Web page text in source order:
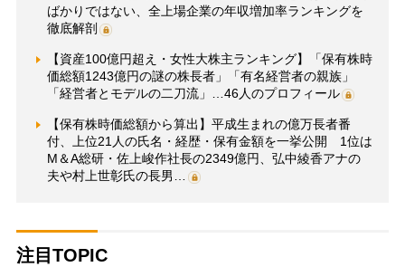
ばかりではない、全上場企業の年収増加率ランキングを
徹底解剖
【資産100億円超え・女性大株主ランキング】「保有株時
価総額1243億円の謎の株長者」「有名経営者の親族」
「経営者とモデルの二刀流」…46人のプロフィール
【保有株時価総額から算出】平成生まれの億万長者番
付、上位21人の氏名・経歴・保有金額を一挙公開 1位は
M＆A総研・佐上峻作社長の2349億円、弘中綾香アナの
夫や村上世彰氏の長男…
注目TOPIC